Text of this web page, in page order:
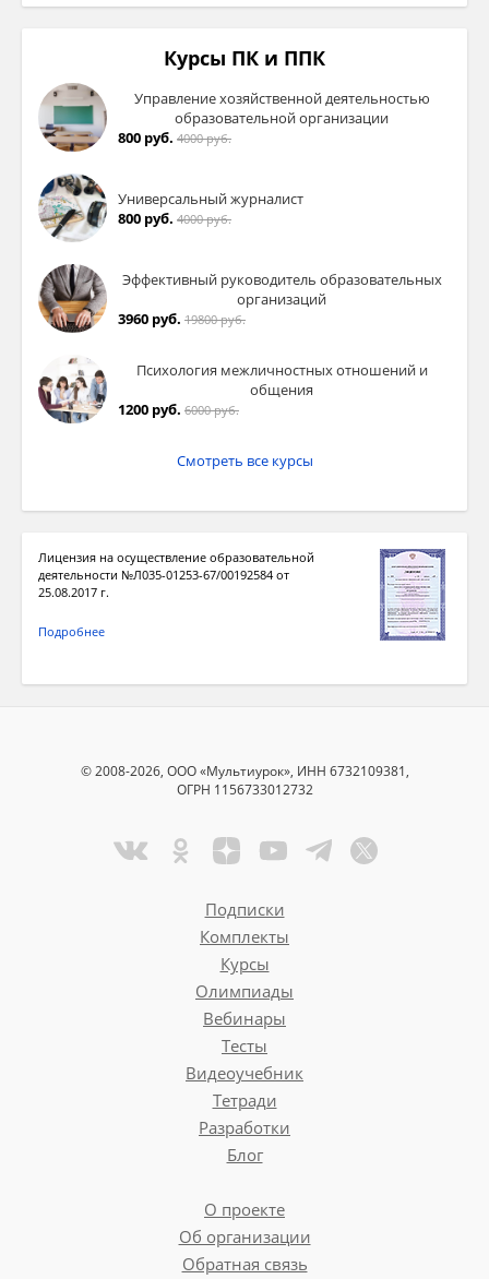
Курсы ПК и ППК
Управление хозяйственной деятельностью
образовательной организации
800 руб. 4000 руб.
Универсальный журналист
800 руб. 4000 руб.
Эффективный руководитель образовательных
организаций
3960 руб. 19800 руб.
Психология межличностных отношений и
общения
1200 руб. 6000 руб.
Смотреть все курсы
Лицензия на осуществление образовательной
деятельности №Л035-01253-67/00192584 от
25.08.2017 г.
Подробнее
© 2008-2026, ООО «Мультиурок», ИНН 6732109381,
ОГРН 1156733012732
Подписки
Комплекты
Курсы
Олимпиады
Вебинары
Тесты
Видеоучебник
Тетради
Разработки
Блог
О проекте
Об организации
Обратная связь